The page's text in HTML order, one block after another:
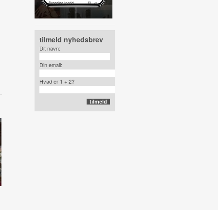
tilmeld nyhedsbrev
Dit navn:
Din email:
Hvad er 1 + 2?